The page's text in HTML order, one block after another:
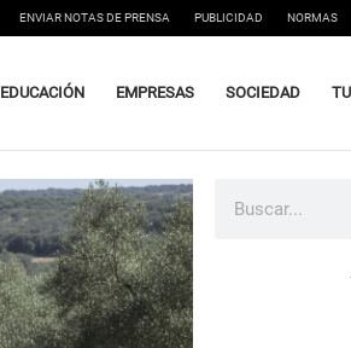
ENVIAR NOTAS DE PRENSA PUBLICIDAD NORMAS
EDUCACIÓN EMPRESAS SOCIEDAD